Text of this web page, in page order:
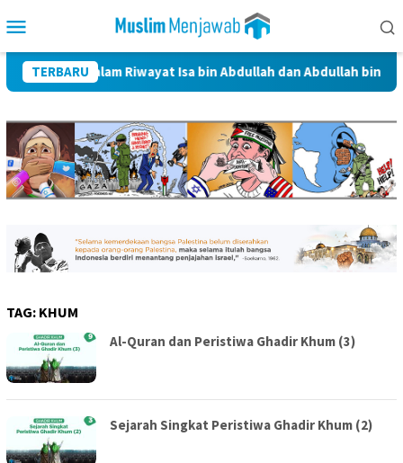
to
Menu
TERBARU
dalam Riwayat Isa bin Abdullah dan Abdullah bin Jafar
TAG: KHUM
Al-Quran dan Peristiwa Ghadir Khum (3)
Sejarah Singkat Peristiwa Ghadir Khum (2)